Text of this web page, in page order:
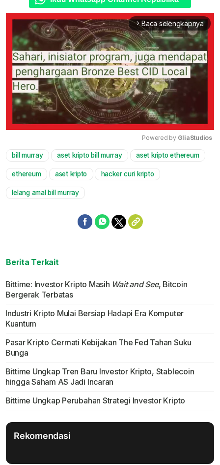
arrow_forward_ios Baca selengkapnya
Mute
Powered by GliaStudios
bill murray aset kripto bill murray aset kripto ethereum
ethereum aset kripto hacker curi kripto
lelang amal bill murray
Berita Terkait
Bittime: Investor Kripto Masih Wait and See, Bitcoin
Bergerak Terbatas
Industri Kripto Mulai Bersiap Hadapi Era Komputer
Kuantum
Pasar Kripto Cermati Kebijakan The Fed Tahan Suku
Bunga
Bittime Ungkap Tren Baru Investor Kripto, Stablecoin
hingga Saham AS Jadi Incaran
Bittime Ungkap Perubahan Strategi Investor Kripto
Rekomendasi